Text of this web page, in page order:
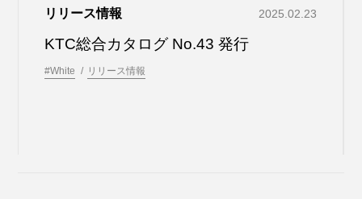
リリース情報 2025.02.23
KTC総合カタログ No.43 発⾏
#White リリース情報